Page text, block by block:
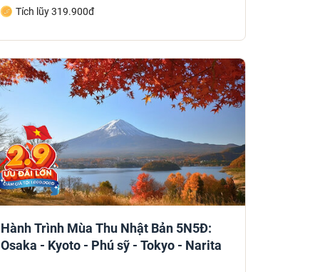
Tích lũy 319.900đ
Hành Trình Mùa Thu Nhật Bản 5N5Đ:
Osaka - Kyoto - Phú sỹ - Tokyo - Narita